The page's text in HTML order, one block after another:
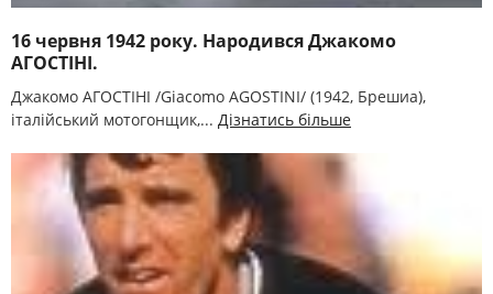
16 червня 1942 року. Народився Джакомо
АГОСТІНІ.
Джакомо АГОСТІНІ /Gіacomo AGOSTІNІ/ (1942, Брешиа),
італійський мотогонщик,... Дізнатись більше